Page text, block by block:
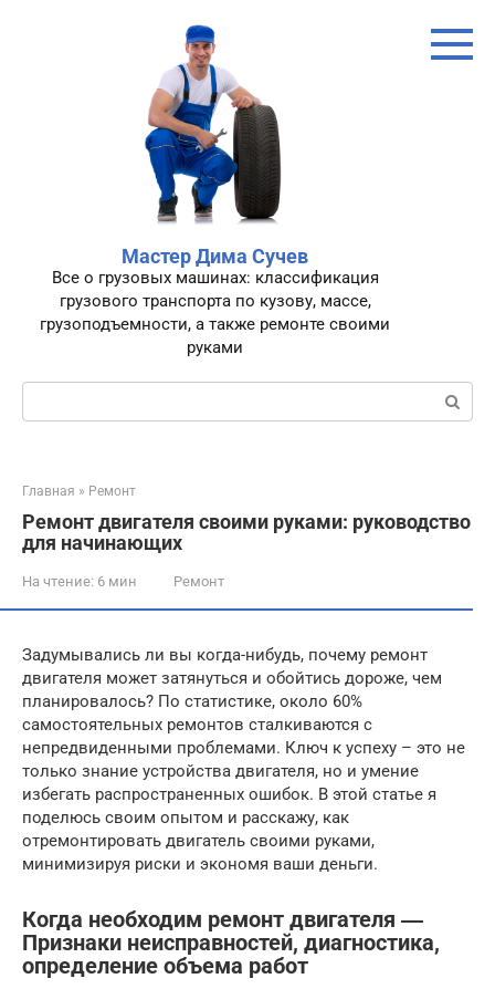
Мастер Дима Сучев
Все о грузовых машинах: классификация
грузового транспорта по кузову, массе,
грузоподъемности, а также ремонте своими
руками
Поиск:
Главная » Ремонт
Ремонт двигателя своими руками: руководство
для начинающих
На чтение: 6 мин Ремонт
Задумывались ли вы когда-нибудь, почему ремонт
двигателя может затянуться и обойтись дороже, чем
планировалось? По статистике, около 60%
самостоятельных ремонтов сталкиваются с
непредвиденными проблемами. Ключ к успеху – это не
только знание устройства двигателя, но и умение
избегать распространенных ошибок. В этой статье я
поделюсь своим опытом и расскажу, как
отремонтировать двигатель своими руками,
минимизируя риски и экономя ваши деньги.
Когда необходим ремонт двигателя ―
Признаки неисправностей, диагностика,
определение объема работ